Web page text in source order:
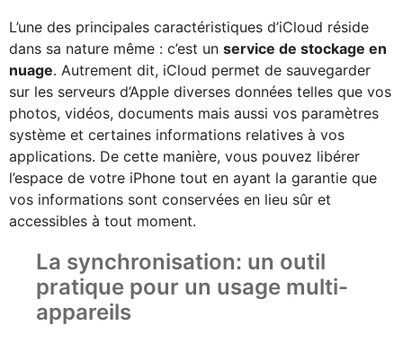
L’une des principales caractéristiques d’iCloud réside
dans sa nature même : c’est un service de stockage en
nuage. Autrement dit, iCloud permet de sauvegarder
sur les serveurs d’Apple diverses données telles que vos
photos, vidéos, documents mais aussi vos paramètres
système et certaines informations relatives à vos
applications. De cette manière, vous pouvez libérer
l’espace de votre iPhone tout en ayant la garantie que
vos informations sont conservées en lieu sûr et
accessibles à tout moment.
La synchronisation: un outil
pratique pour un usage multi-
appareils